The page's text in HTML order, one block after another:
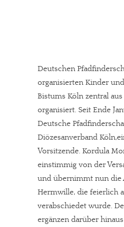
Deutschen
organisierten Kinder
Bistums Köln zentral
organisiert. Seit Ende
Deutsche
Diözesanverband
Vorsitzende. Kordula
einstimmig von der
und übernimmt nun die
Hermwille, die feierlich
verabschiedet wurde.
ergänzen darüber